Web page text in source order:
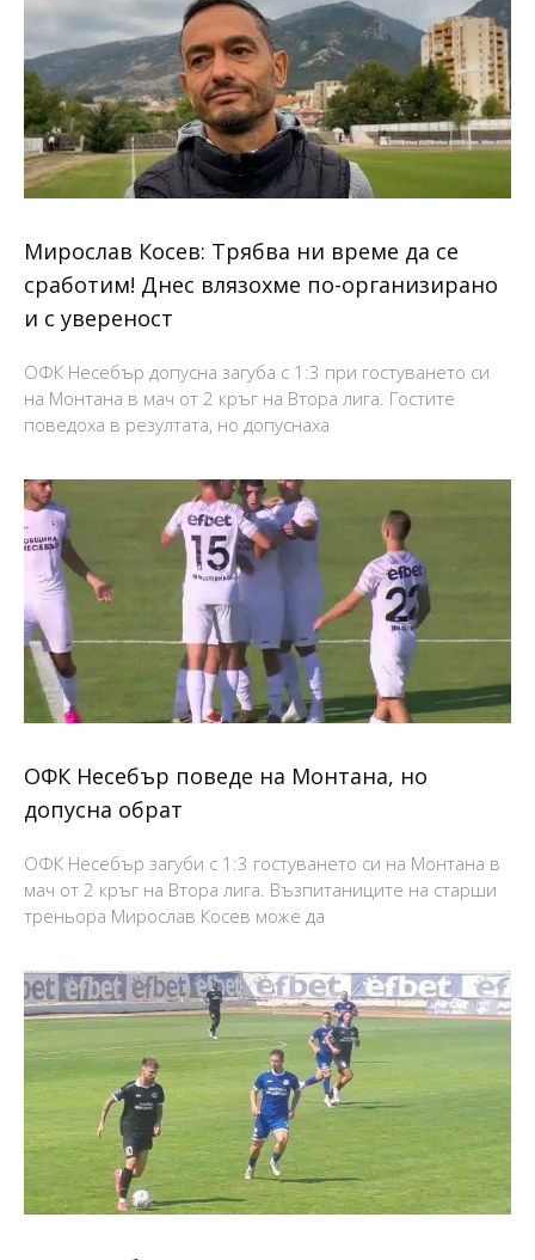
Мирослав Косев: Трябва ни време да се
сработим! Днес влязохме по-организирано
и с увереност
ОФК Несебър допусна загуба с 1:3 при гостуването си
на Монтана в мач от 2 кръг на Втора лига. Гостите
поведоха в резултата, но допуснаха
ОФК Несебър поведе на Монтана, но
допусна обрат
ОФК Несебър загуби с 1:3 гостуването си на Монтана в
мач от 2 кръг на Втора лига. Възпитаниците на старши
треньора Мирослав Косев може да